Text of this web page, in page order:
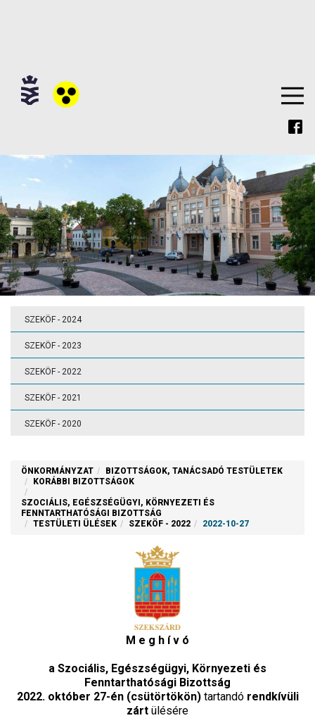
SZEKÖF - 2024
SZEKÖF - 2023
SZEKÖF - 2022
SZEKÖF - 2021
SZEKÖF - 2020
ÖNKORMÁNYZAT
BIZOTTSÁGOK, TANÁCSADÓ TESTÜLETEK
KORÁBBI BIZOTTSÁGOK
SZOCIÁLIS, EGÉSZSÉGÜGYI, KÖRNYEZETI ÉS
FENNTARTHATÓSÁGI BIZOTTSÁG
TESTÜLETI ÜLÉSEK
SZEKÖF - 2022 2022-10-27
M e g h í v ó
a Szociális, Egészségügyi, Környezeti és
Fenntarthatósági Bizottság
2022. október 27-én (csütörtökön) tartandórendkívüli
zárt ülésére